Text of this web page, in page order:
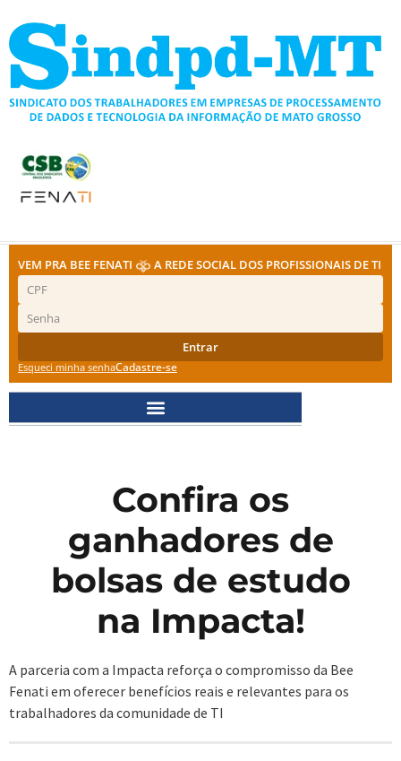
para
conteúdo
VEM PRA BEE FENATI A REDE SOCIAL DOS PROFISSIONAIS DE TI
Entrar
Esqueci minha senhaCadastre-se
Confira os
ganhadores de
bolsas de estudo
na Impacta!
A parceria com a Impacta reforça o compromisso da Bee
Fenati em oferecer benefícios reais e relevantes para os
trabalhadores da comunidade de TI